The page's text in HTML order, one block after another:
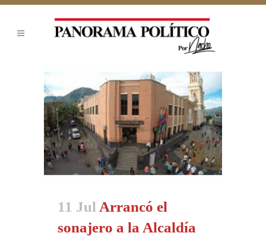
11 Jul Arrancó el
sonajero a la Alcaldía